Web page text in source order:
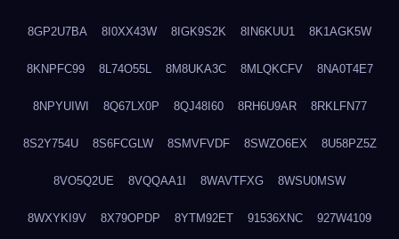
8GP2U7BA 8I0XX43W 8IGK9S2K 8IN6KUU1 8K1AGK5W
8KNPFC99 8L74O55L 8M8UKA3C 8MLQKCFV 8NA0T4E7
8NPYUIWI 8Q67LX0P 8QJ48I60 8RH6U9AR 8RKLFN77
8S2Y754U 8S6FCGLW 8SMVFVDF 8SWZO6EX 8U58PZ5Z
8VO5Q2UE 8VQQAA1I 8WAVTFXG 8WSU0MSW
8WXYKI9V 8X79OPDP 8YTM92ET 91536XNC 927W4109